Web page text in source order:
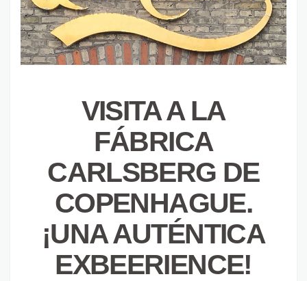
VISITA A LA
FÁBRICA
CARLSBERG DE
COPENHAGUE.
¡UNA AUTÉNTICA
EXBEERIENCE!